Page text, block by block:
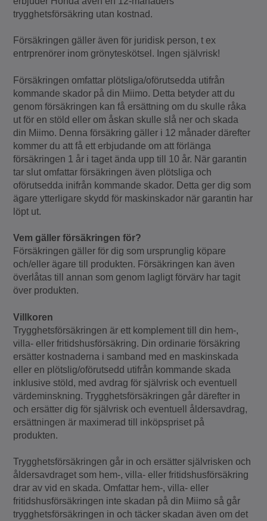
trygghetsförsäkring utan kostnad.
Försäkringen gäller även för juridisk person, t ex
entrprenörer inom grönyteskötsel. Ingen självrisk!
Försäkringen omfattar plötsliga/oförutsedda utifrån
kommande skador på din Miimo. Detta betyder att du
genom försäkringen kan få ersättning om du skulle råka
ut för en stöld eller om åskan skulle slå ner och skada
din Miimo. Denna försäkring gäller i 12 månader därefter
kommer du att få ett erbjudande om att förlänga
försäkringen 1 år i taget ända upp till 10 år. När garantin
tar slut omfattar försäkringen även plötsliga och
oförutsedda inifrån kommande skador. Detta ger dig som
ägare ytterligare skydd för maskinskador när garantin har
löpt ut.
Vem gäller försäkringen för?
Försäkringen gäller för dig som ursprunglig köpare
och/eller ägare till produkten. Försäkringen kan även
överlåtas till annan som genom lagligt förvärv har tagit
över produkten.
Villkoren
Trygghetsförsäkringen är ett komplement till din hem-,
villa- eller fritidshusförsäkring. Din ordinarie försäkring
ersätter kostnaderna i samband med en maskinskada
eller en plötslig/oförutsedd utifrån kommande skada
inklusive stöld, med avdrag för självrisk och eventuell
värdeminskning. Trygghetsförsäkringen går därefter in
och ersätter dig för självrisk och eventuell åldersavdrag,
ersättningen är maximerad till inköpspriset på
produkten.
Trygghetsförsäkringen går in och ersätter självrisken och
åldersavdraget som hem-, villa- eller fritidshusförsäkring
drar av vid en skada. Omfattar hem-, villa- eller
fritidshusförsäkringen inte skadan på din Miimo så går
trygghetsförsäkringen in och täcker skadan även om det